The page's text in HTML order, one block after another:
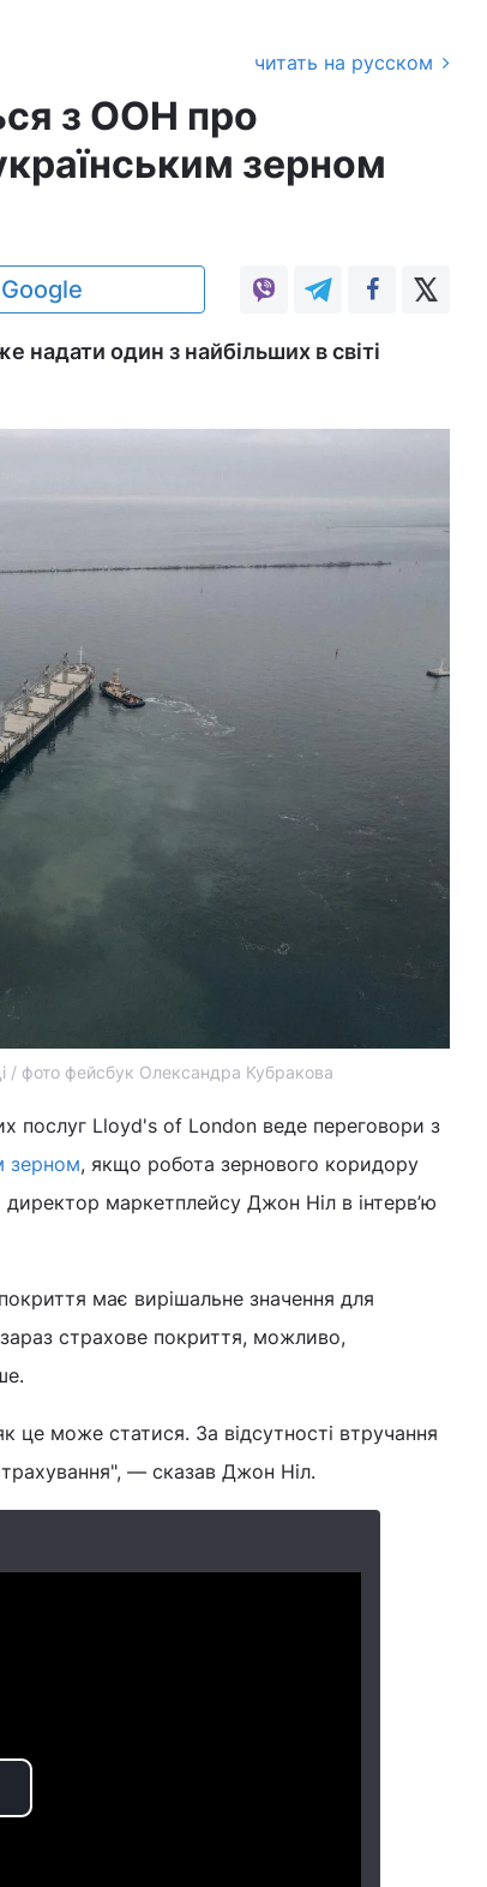
читать на русском
з ООН про
зерном
надати один з найбільших в світі
/ фото фейсбук Олександра Кубракова
послуг Lloyd's of London веде переговори з
зерном, якщо робота зернового коридору
маркетплейсу Джон Ніл в інтерв’ю
має вирішальне значення для
страхове покриття, можливо,
це може статися. За відсутності втручання
— сказав Джон Ніл.